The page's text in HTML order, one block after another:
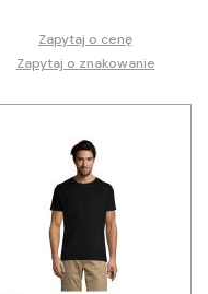
Zapytaj o cenę
Zapytaj o znakowanie